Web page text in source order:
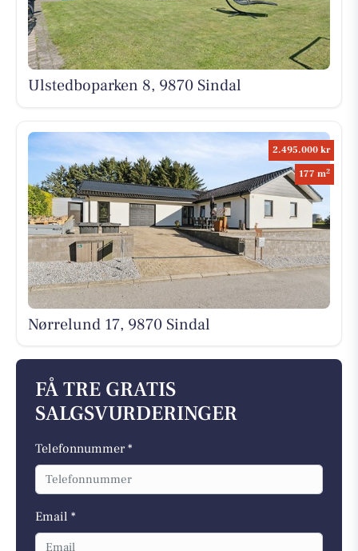
Ulstedboparken 8, 9870 Sindal
2.495.000 kr
177 m2
Nørrelund 17, 9870 Sindal
FÅ TRE GRATIS
SALGSVURDERINGER
Telefonnummer *
Email *